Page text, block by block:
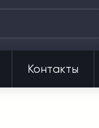
Контакты